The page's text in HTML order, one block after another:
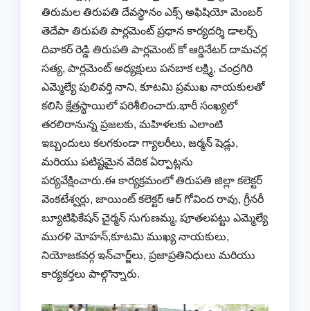
తిరుమల తిరుపతి దేవస్థానం ఎక్స్ అఫిషియో మెంబర్
తెదేపా తిరుపతి పార్లమెంట్ ప్రధాన కార్యదర్శి డాలర్స్
దివాకర్ రెడ్డి తిరుపతి పార్లమెంట్ కో ఆర్డినేటర్ దామచర్ల
సత్య, పార్లమెంట్ అధ్యక్షులు పనబాక లక్ష్మి, చంద్రగిరి
ఎమ్మెల్యే పులివర్తి నాని, కూటమి ప్రముఖ నాయకులతో
కలిసి క్షేత్రస్థాయిలో పరిశీలించారు.భారీ సంఖ్యలో
తరలిరానున్న ప్రజలకు, మహిళలకు ఎలాంటి
ఇబ్బందులు కలగకుండా గ్యాలరీలు, జర్మన్ షెడ్లు,
మరియు పటిష్టమైన వేదిక ఏర్పాట్లను
పర్యవేక్షించారు.ఈ కార్యక్రమంలో తిరుపతి జిల్లా కలెక్టర్
వెంకటేశ్వర్లు, జాయింట్ కలెక్టర్ ఆర్ గోవింద రావు, గ్రీనరీ
బ్యూటిఫికేషన్ చైర్మన్ సుగుణమ్మ, పూతలపట్టు ఎమ్మెల్యే
మురళి మోహన్,కూటమి ముఖ్య నాయకులు,
నియోజకవర్గ ఇన్‌చార్జ్‌లు, ప్రజాప్రతినిధులు మరియు
కార్యకర్తలు పాల్గొన్నారు.